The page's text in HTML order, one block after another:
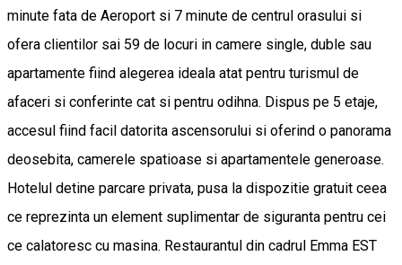
minute fata de Aeroport si 7 minute de centrul orasului si
ofera clientilor sai 59 de locuri in camere single, duble sau
apartamente fiind alegerea ideala atat pentru turismul de
afaceri si conferinte cat si pentru odihna. Dispus pe 5 etaje,
accesul fiind facil datorita ascensorului si oferind o panorama
deosebita, camerele spatioase si apartamentele generoase.
Hotelul detine parcare privata, pusa la dispozitie gratuit ceea
ce reprezinta un element suplimentar de siguranta pentru cei
ce calatoresc cu masina. Restaurantul din cadrul Emma EST